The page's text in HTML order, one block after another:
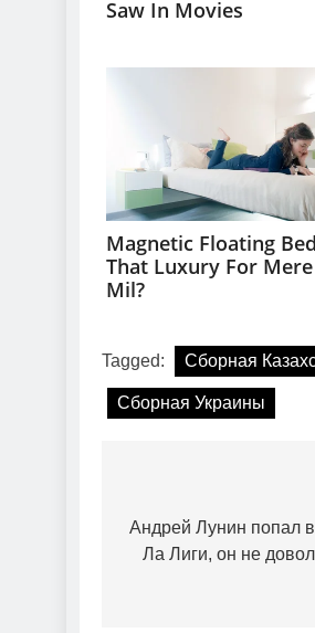
Tagged: Cборная
Сборная Украины
записів
Андрей Лунин попал
Ла Лиги, он не